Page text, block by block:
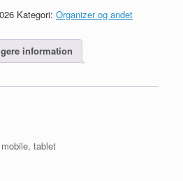
Kategori: Organizer og andet
information
tablet